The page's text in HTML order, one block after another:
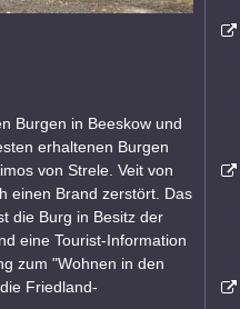
Burgen in Beeskow und
erhaltenen Burgen
von Strele. Veit von
einen Brand zerstört. Das
die Burg in Besitz der
eine Tourist-Information
zum "Wohnen in den
Friedland-